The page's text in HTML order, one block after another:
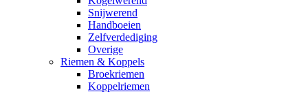
Snijwerend
Handboeien
Zelfverdediging
Overige
Riemen & Koppels
Broekriemen
Koppelriemen